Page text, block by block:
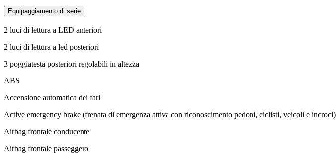
Equipaggiamento di serie
2 luci di lettura a LED anteriori
2 luci di lettura a led posteriori
3 poggiatesta posteriori regolabili in altezza
ABS
Accensione automatica dei fari
Active emergency brake (frenata di emergenza attiva con riconoscimento pedoni, ciclisti, veicoli e incroci)
Airbag frontale conducente
Airbag frontale passeggero